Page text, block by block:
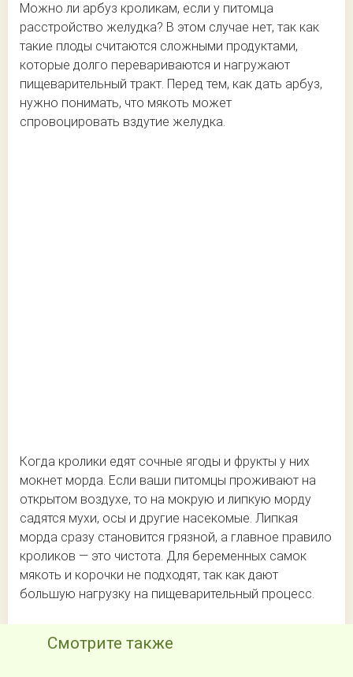
Можно ли арбуз кроликам, если у питомца
расстройство желудка? В этом случае нет, так как
такие плоды считаются сложными продуктами,
которые долго перевариваются и нагружают
пищеварительный тракт. Перед тем, как дать арбуз,
нужно понимать, что мякоть может
спровоцировать вздутие желудка.
Когда кролики едят сочные ягоды и фрукты у них
мокнет морда. Если ваши питомцы проживают на
открытом воздухе, то на мокрую и липкую морду
садятся мухи, осы и другие насекомые. Липкая
морда сразу становится грязной, а главное правило
кроликов — это чистота. Для беременных самок
мякоть и корочки не подходят, так как дают
большую нагрузку на пищеварительный процесс.
Смотрите также